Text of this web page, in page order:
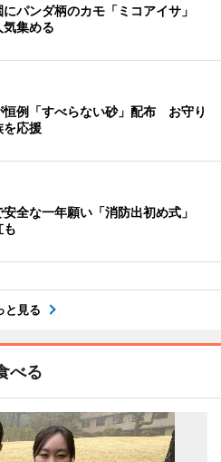
にパンダ柄のカモ「ミコアイサ」
集める
恒例「すべらない砂」配布 お守り
を応援
安全な一年願い「消防出初め式」
も
と見る
べる